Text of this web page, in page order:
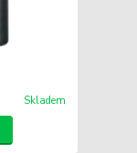
Skladem